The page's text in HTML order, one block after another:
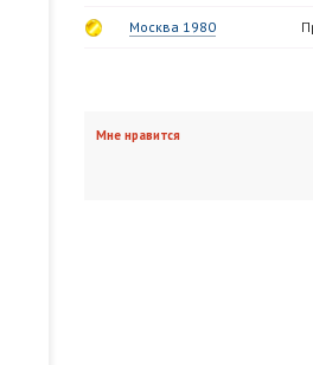
Москва 1980
Мне нравится